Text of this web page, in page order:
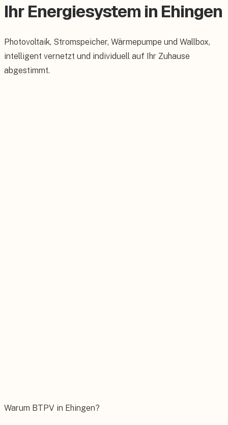
Ihr Energiesystem in Ehingen
Photovoltaik, Stromspeicher, Wärmepumpe und Wallbox,
intelligent vernetzt und individuell auf Ihr Zuhause
abgestimmt.
Warum BTPV in Ehingen?